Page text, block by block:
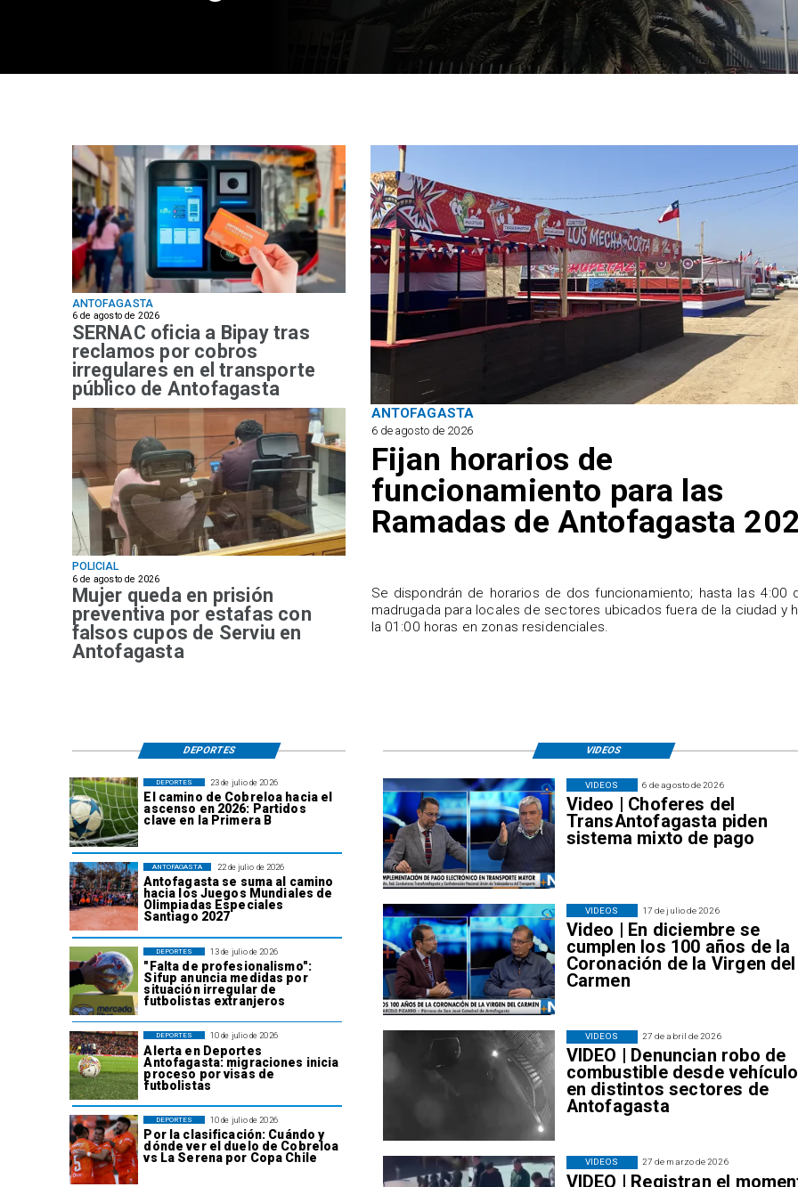
ANTOFAGASTA
6 de agosto de 2026
SERNAC oficia a Bipay tras
reclamos por cobros
irregulares en el transporte
público de Antofagasta
ANTOFAGASTA
6 de agosto de 2026
Fijan horarios de
funcionamiento para las
Ramadas de Antofagasta
Se dispondrán de horarios de dos funcionamiento; hasta las 4:00
madrugada para locales de sectores ubicados fuera de la ciudad y
la 01:00 horas en zonas residenciales.
POLICIAL
6 de agosto de 2026
Mujer queda en prisión
preventiva por estafas con
falsos cupos de Serviu en
Antofagasta
23 de julio de 2026
El camino de Cobreloa hacia el
ascenso en 2026: Partidos
clave en la Primera B
DEPORTES
22 de julio de 2026
Antofagasta se suma al camino
hacia los Juegos Mundiales de
Olimpiadas Especiales
Santiago 2027
ANTOFAGASTA
13 de julio de 2026
"Falta de profesionalismo":
Sifup anuncia medidas por
situación irregular de
futbolistas extranjeros
DEPORTES
10 de julio de 2026
Alerta en Deportes
Antofagasta: migraciones inicia
proceso por visas de
futbolistas
DEPORTES
10 de julio de 2026
Por la clasificación: Cuándo y
dónde ver el duelo de Cobreloa
vs La Serena por Copa Chile
DEPORTES
6 de agosto de 2026
Video | Choferes del
TransAntofagasta piden
sistema mixto de pago
VIDEOS
17 de julio de 2026
Video | En diciembre se
cumplen los 100 años de la
Coronación de la Virgen del
Carmen
VIDEOS
27 de abril de 2026
VIDEO | Denuncian robo de
combustible desde
en distintos sectores de
Antofagasta
VIDEOS
27 de marzo de 2026
VIDEO | Registran el
VIDEOS
VIDEOS
DEPORTES